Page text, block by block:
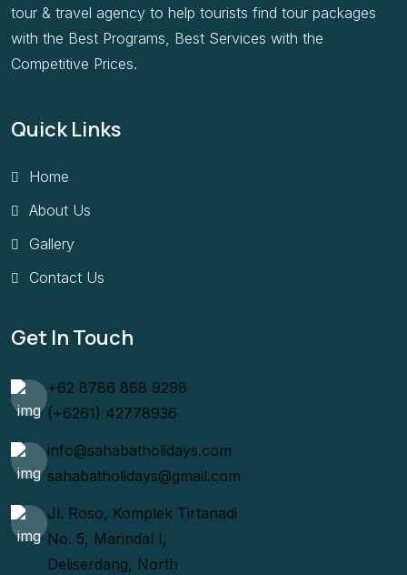
tour & travel agency to help tourists find tour packages
with the Best Programs, Best Services with the
Competitive Prices.
Quick Links
Home
About Us
Gallery
Contact Us
Get In Touch
+62 8786 868 9298
(+6261) 42778936
info@sahabatholidays.com
sahabatholidays@gmail.com
Jl. Roso, Komplek Tirtanadi
No. 5, Marindal I,
Deliserdang, North